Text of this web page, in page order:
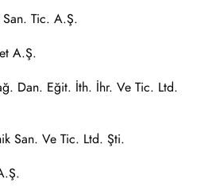
Tic. A.Ş.
A.Ş.
Dan. Eğit. İth. İhr. Ve Tic. Ltd.
San. Ve Tic. Ltd. Şti.